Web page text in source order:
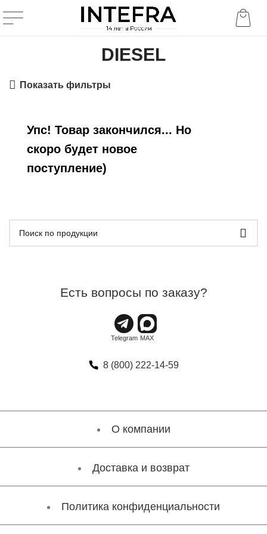
DIESEL
Показать фильтры
Упс! Товар закончился... Но
скоро будет новое
поступление)
Есть вопросы по заказу?
8 (800) 222-14-59
О компании
Доставка и возврат
Политика конфиденциальности